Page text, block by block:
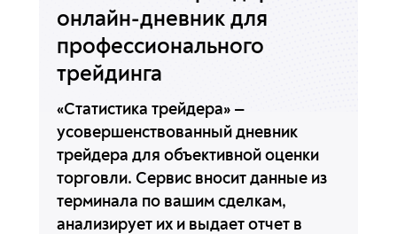
онлайн-дневник для
профессионального
трейдинга
«Статистика трейдера» —
усовершенствованный дневник
трейдера для объективной оценки
торговли. Сервис вносит данные из
терминала по вашим сделкам,
анализирует их и выдает отчет в